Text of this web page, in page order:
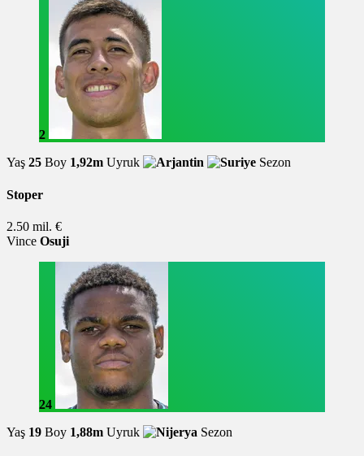
2
Yaş 25 Boy 1,92m Uyruk Sezon
Stoper
2.50 mil. €
Vince Osuji
24
Yaş 19 Boy 1,88m Uyruk Sezon